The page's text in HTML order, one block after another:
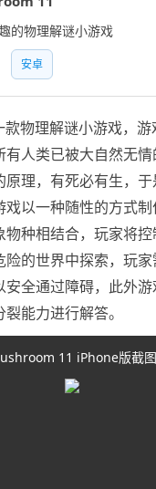
的物理解谜小游戏
安卓
物理解谜小游戏，游
有人类已被大自然无
原理，有死必有生，
戏以一种随性的方式
物种相结合，玩家将
险的世界中探索，玩
安全通过障碍，此外
能力进行解答。
11 iPhone版截图